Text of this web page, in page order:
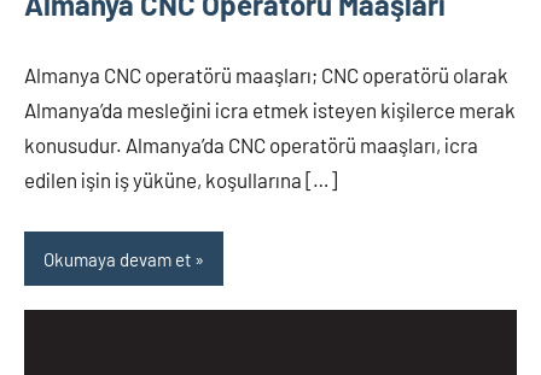
Almanya CNC operatörü maaşları; CNC operatörü olarak
Almanya’da mesleğini icra etmek isteyen kişilerce merak
konusudur. Almanya’da CNC operatörü maaşları, icra
edilen işin iş yüküne, koşullarına […]
Okumaya devam et